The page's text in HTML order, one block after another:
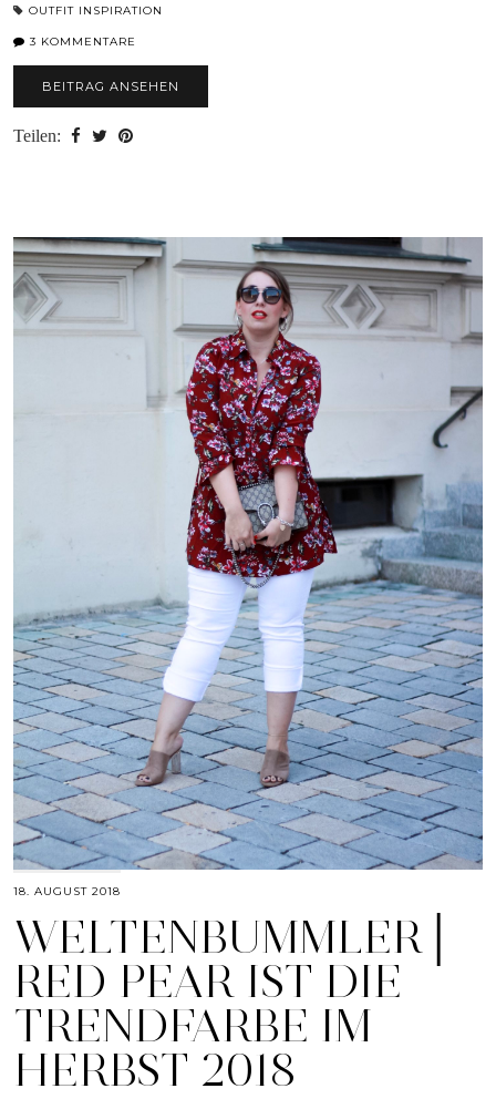
OUTFIT INSPIRATION
3 KOMMENTARE
BEITRAG ANSEHEN
Teilen:
18. AUGUST 2018
WELTENBUMMLER│
RED PEAR IST DIE
TRENDFARBE IM
HERBST 2018